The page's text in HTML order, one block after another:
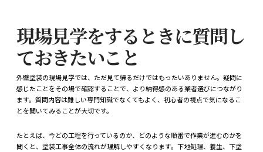
現場見学をするときに質問し
ておきたいこと
外壁塗装の現場見学では、ただ見て帰るだけではもったいありません。疑問に
感じたことをその場で確認することで、より納得感のある業者選びにつながり
ます。質問内容は難しい専門知識でなくてもよく、初心者の視点で気になるこ
とを聞いてみることが大切です。
たとえば、今どの工程を行っているのか、どのような順番で作業が進むのかを
聞くと、塗装工事全体の流れが理解しやすくなります。下地処理、養生、下塗